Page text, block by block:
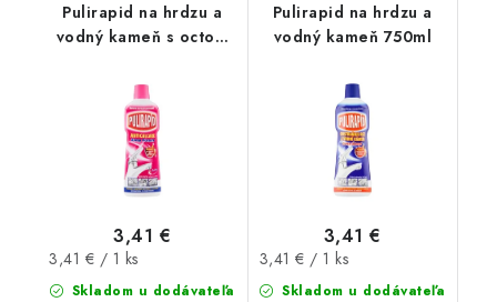
Pulirapid na hrdzu a
vodný kameň s octom
Skladom u dodávateľa
3,41 €
Jednotková
cena:
3,41 € / 1 ks
Pulirapid na hrdzu a
vodný kameň 750ml
Skladom u dodávateľa
3,41 €
Jednotková
cena:
3,41 € / 1 ks